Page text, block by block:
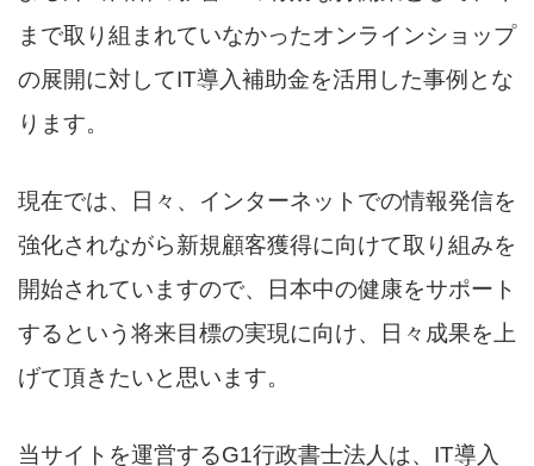
まで取り組まれていなかったオンラインショップ
の展開に対してIT導入補助金を活用した事例とな
ります。
現在では、日々、インターネットでの情報発信を
強化されながら新規顧客獲得に向けて取り組みを
開始されていますので、日本中の健康をサポート
するという将来目標の実現に向け、日々成果を上
げて頂きたいと思います。
当サイトを運営するG1行政書士法人は、IT導入